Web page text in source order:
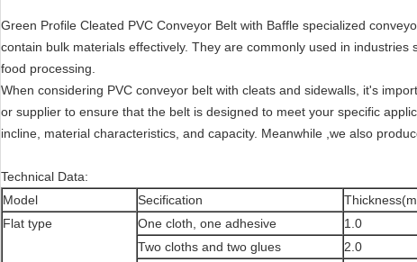
Green Profile Cleated PVC Conveyor Belt with Baffle specialized
contain bulk materials effectively. They are commonly used in industries
food processing.
When considering PVC conveyor belt with cleats and sidewalls, it's
or supplier to ensure that the belt is designed to meet your specific
incline, material characteristics, and capacity. Meanwhile ,we also
Technical Data:
Model
Secification
Flat type
One cloth, one adhesive 1.0
Two cloths and two glues
2.0